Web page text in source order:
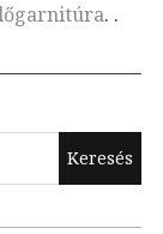
. .